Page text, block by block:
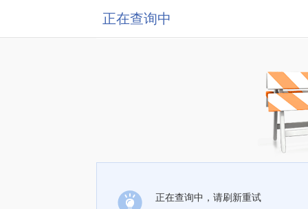
正在查询中
正在查询中，请刷新重试